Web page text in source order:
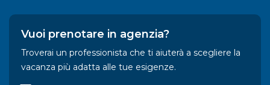
Vuoi prenotare in agenzia?
Troverai un professionista che ti aiuterà a scegliere la
vacanza più adatta alle tue esigenze.